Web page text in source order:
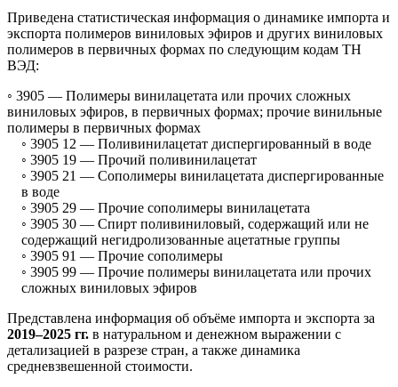
Приведена статистическая информация о динамике импорта и
экспорта полимеров виниловых эфиров и других виниловых
полимеров в первичных формах по следующим кодам ТН
ВЭД:
◦ 3905 — Полимеры винилацетата или прочих сложных
виниловых эфиров, в первичных формах; прочие винильные
полимеры в первичных формах
◦ 3905 12 — Поливинилацетат диспергированный в воде
◦ 3905 19 — Прочий поливинилацетат
◦ 3905 21 — Сополимеры винилацетата диспергированные
в воде
◦ 3905 29 — Прочие сополимеры винилацетата
◦ 3905 30 — Спирт поливиниловый, содержащий или не
содержащий негидролизованные ацетатные группы
◦ 3905 91 — Прочие сополимеры
◦ 3905 99 — Прочие полимеры винилацетата или прочих
сложных виниловых эфиров
Представлена информация об объёме импорта и экспорта за
2019–2025 гг. в натуральном и денежном выражении с
детализацией в разрезе стран, а также динамика
средневзвешенной стоимости.